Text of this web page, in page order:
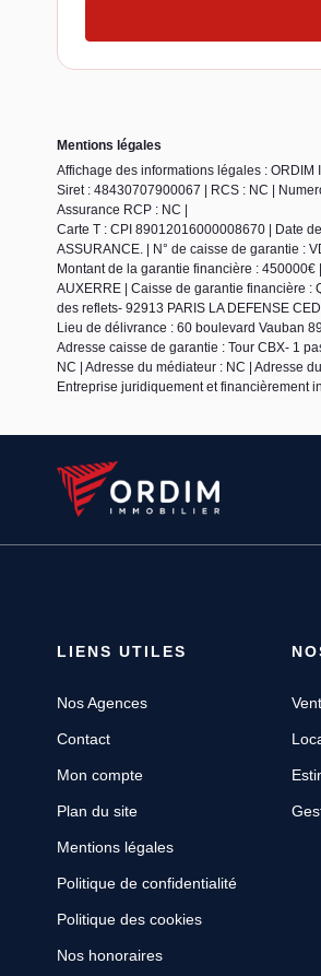
Mentions légales
Affichage des informations légales : ORDIM
Siret : 48430707900067 | RCS : NC |
Assurance RCP : NC |
Carte T : CPI 89012016000008670 | Date
ASSURANCE. | N° de caisse de garantie :
Montant de la garantie financière :
AUXERRE | Caisse de garantie financière :
des reflets- 92913 PARIS LA DEFENSE
Lieu de délivrance : 60 boulevard Vauban
Adresse caisse de garantie : Tour CBX- 1
NC | Adresse du médiateur : NC | Adresse
Entreprise juridiquement et financièrement
LIENS UTILES
Nos Agences
Contact
Mon compte
Plan du site
Mentions légales
Politique de confidentialité
Politique des cookies
Nos honoraires